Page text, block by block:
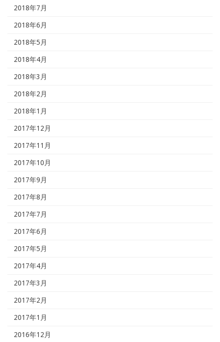
2018年7月
2018年6月
2018年5月
2018年4月
2018年3月
2018年2月
2018年1月
2017年12月
2017年11月
2017年10月
2017年9月
2017年8月
2017年7月
2017年6月
2017年5月
2017年4月
2017年3月
2017年2月
2017年1月
2016年12月